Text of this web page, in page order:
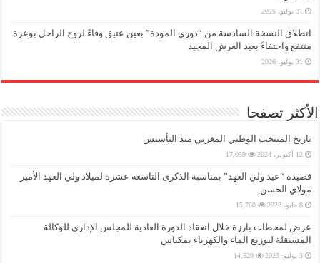
31 يوليو، 2026
انطلاق النسخة السادسة من “دوري المودة” بعين عتيق وفاءً لروح الراحل بوعزة
منتفع واحتفاءً بعيد العرش المجيد
31 يوليو، 2026
الأكثر تصفحا
تاريخ المنتخب الوطني المغربي منذ التأسيس
12 أكتوبر، 2024 17,059
قصيدة “عيد ولي العهد” بمناسبة الذكرى التاسعة عشرة لميلاد ولي العهد الأمير
مولاي الحسن
8 مايو، 2022 15,760
عرض لمحطات بارزة خلال انعقاد الدورة العادية للمجلس الإداري للوكالة
المستقلة لتوزيع الماء والكهرباء بمكناس
3 يوليو، 2023 14,529